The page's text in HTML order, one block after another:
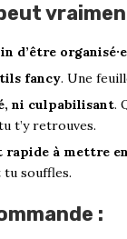
d’être
fancy. Une
ni culpabilisant.
t’y retrouves.
rapide à mettre
souffles.
: